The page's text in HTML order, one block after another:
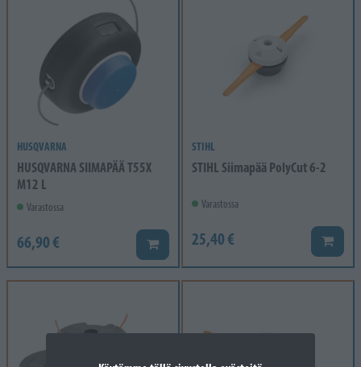
HUSQVARNA
HUSQVARNA SIIMAPÄÄ T55X
M12 L
Varastossa
66,90 € Lisää koriin
STIHL
STIHL Siimapää PolyCut 6-2
Varastossa
25,40 € Lisää